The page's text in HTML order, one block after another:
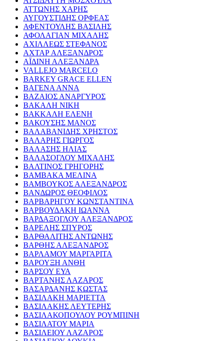
ΑΤΤΩΝΗΣ ΧΑΡΗΣ
ΑΥΓΟΥΣΤΙΔΗΣ ΟΡΦΕΑΣ
ΑΦΕΝΤΟΥΛΗΣ ΒΑΣΙΛΗΣ
ΑΦΟΛΑΓΙΑΝ ΜΙΧΑΛΗΣ
ΑΧΙΛΛΕΩΣ ΣΤΕΦΑΝΟΣ
ΑΧΤΑΡ ΑΛΕΞΑΝΔΡΟΣ
ΑΪΔΙΝΗ ΑΛΕΞΑΝΔΡΑ
VALLEJO MARCELO
BARKEY GRACE ELLEN
ΒΑΓΕΝΑ ΑΝΝΑ
ΒΑΖΑΙΟΣ ΑΝΑΡΓΥΡΟΣ
ΒΑΚΑΛΗ ΝΙΚΗ
ΒΑΚΚΑΛΗ ΕΛΕΝΗ
ΒΑΚΟΥΣΗΣ ΜΑΝΟΣ
ΒΑΛΑΒΑΝΙΔΗΣ ΧΡΗΣΤΟΣ
ΒΑΛΑΡΗΣ ΓΙΩΡΓΟΣ
ΒΑΛΑΣΗΣ ΗΛΙΑΣ
ΒΑΛΑΣΟΓΛΟΥ ΜΙΧΑΛΗΣ
ΒΑΛΤΙΝΟΣ ΓΡΗΓΟΡΗΣ
ΒΑΜΒΑΚΑ ΜΕΛΙΝΑ
ΒΑΜΒΟΥΚΟΣ ΑΛΕΞΑΝΔΡΟΣ
ΒΑΝΔΩΡΟΣ ΘΕΟΦΙΛΟΣ
ΒΑΡΒΑΡΗΓΟΥ ΚΩΝΣΤΑΝΤΙΝΑ
ΒΑΡΒΟΥΔΑΚΗ ΙΩΑΝΝΑ
ΒΑΡΔΑΞΟΓΛΟΥ ΑΛΕΞΑΝΔΡΟΣ
ΒΑΡΕΛΗΣ ΣΠΥΡΟΣ
ΒΑΡΘΑΛΙΤΗΣ ΑΝΤΩΝΗΣ
ΒΑΡΘΗΣ ΑΛΕΞΑΝΔΡΟΣ
ΒΑΡΛΑΜΟΥ ΜΑΡΓΑΡΙΤΑ
ΒΑΡΟΥΞΗ ΑΝΘΗ
ΒΑΡΣΟΥ ΕΥΑ
ΒΑΡΤΑΝΗΣ ΛΑΖΑΡΟΣ
ΒΑΣΑΡΔΑΝΗΣ ΚΩΣΤΑΣ
ΒΑΣΙΛΑΚΗ ΜΑΡΙΕΤΤΑ
ΒΑΣΙΛΑΚΗΣ ΛΕΥΤΕΡΗΣ
ΒΑΣΙΛΑΚΟΠΟΥΛΟΥ ΡΟΥΜΠΙΝΗ
ΒΑΣΙΛΑΤΟΥ ΜΑΡΙΑ
ΒΑΣΙΛΕΙΟΥ ΛΑΖΑΡΟΣ